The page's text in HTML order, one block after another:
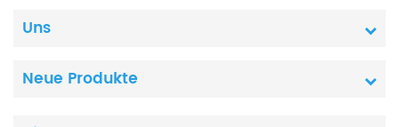
Uns
Neue Produkte